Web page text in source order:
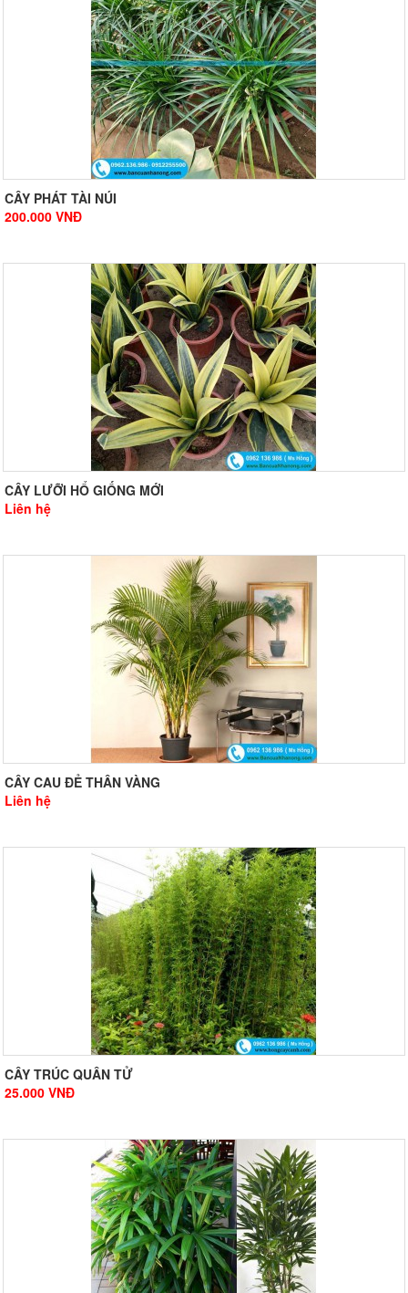
CÂY PHÁT TÀI NÚI
200.000 VNĐ
CÂY LƯỠI HỔ GIỐNG MỚI
Liên hệ
CÂY CAU ĐẺ THÂN VÀNG
Liên hệ
CÂY TRÚC QUÂN TỬ
25.000 VNĐ